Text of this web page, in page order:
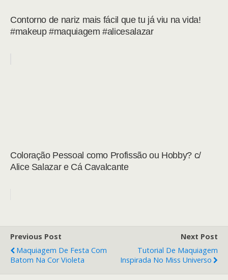
Contorno de nariz mais fácil que tu já viu na vida!
#makeup #maquiagem #alicesalazar
Coloração Pessoal como Profissão ou Hobby? c/
Alice Salazar e Cá Cavalcante
Previous Post
Maquiagem De Festa Com
Batom Na Cor Violeta
Next Post
Tutorial De Maquiagem
Inspirada No Miss Universo